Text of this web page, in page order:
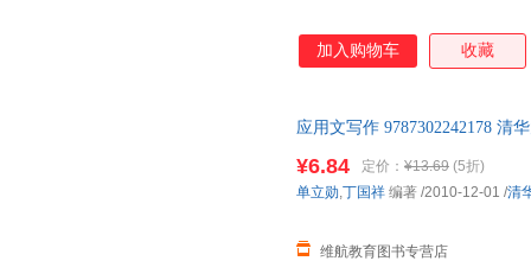
加入购物车 收藏
应用文写作 9787302242178 清
¥6.84 定价： ¥13.69 (5折)
维航教育图书专营店
单立勋,丁国祥 编著 /2010-12-01 /清